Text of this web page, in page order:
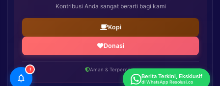
Kontribusi Anda sangat berarti bagi kami
Kopi
Donasi
Aman & Terpercaya
!
Berita Terkini, Eksklusif
di WhatsApp Resolusi.co